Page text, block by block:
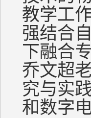
教学工
强结合
下融合
乔文超
究与实
和数字